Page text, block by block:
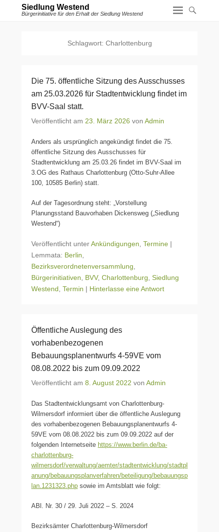
Siedlung Westend
Bürgerinitiative für den Erhalt der Siedlung Westend
Schlagwort: Charlottenburg
Die 75. öffentliche Sitzung des Ausschusses
am 25.03.2026 für Stadtentwicklung findet im
BVV-Saal statt.
Veröffentlicht am 23. März 2026 von Admin
Anders als ursprünglich angekündigt findet die 75.
öffentliche Sitzung des Ausschusses für
Stadtentwicklung am 25.03.26 findet im BVV-Saal im
3.OG des Rathaus Charlottenburg (Otto-Suhr-Allee
100, 10585 Berlin) statt.
Auf der Tagesordnung steht: „Vorstellung
Planungsstand Bauvorhaben Dickensweg („Siedlung
Westend“)
Veröffentlicht unterAnkündigungen Termine |
Lemmata: Berlin
Bezirksverordnetenversammlung
Bürgerinitiativen
BVV, Charlottenburg Siedlung
Westend Termin | Hinterlasse eine Antwort
Öffentliche Auslegung des
vorhabenbezogenen
Bebauungsplanentwurfs 4-59VE vom
08.08.2022 bis zum 09.09.2022
Veröffentlicht am 8. August 2022 von Admin
Das Stadtentwicklungsamt von Charlottenburg-
Wilmersdorf informiert über die öffentliche Auslegung
des vorhabenbezogenen Bebauungsplanentwurfs 4-
59VE vom 08.08.2022 bis zum 09.09.2022 auf der
folgenden Internetseite https://www.berlin.de/ba-
charlottenburg-
wilmersdorf/verwaltung/aemter/stadtentwicklung/stadtpl
anung/bebauungsplanverfahren/beteiligung/bebauungsp
lan.1231323.php sowie im Amtsblatt wie folgt:
ABl. Nr. 30 / 29. Juli 2022 – S. 2024
Bezirksämter Charlottenburg-Wilmersdorf